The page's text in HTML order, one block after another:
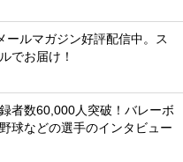
ールマガジン好評配信中。ス
でお届け！
者数60,000人突破！バレーボ
球などの選手のインタビュー